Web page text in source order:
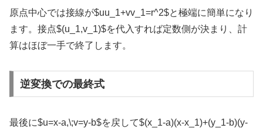
原点中心では接線が$uu_1+vv_1=r^2$と極端に簡単になり
ます。接点$(u_1,v_1)$を代入すれば定数側が決まり、計
算はほぼ一手で終了します。
逆変換での最終式
最後に$u=x-a,\;v=y-b$を戻して$(x_1-a)(x-x_1)+(y_1-b)(y-